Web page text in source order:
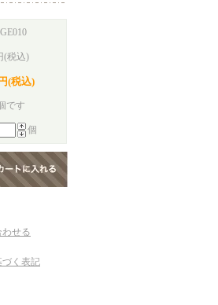
(税込)
(税込)
です
個
せる
づく表記